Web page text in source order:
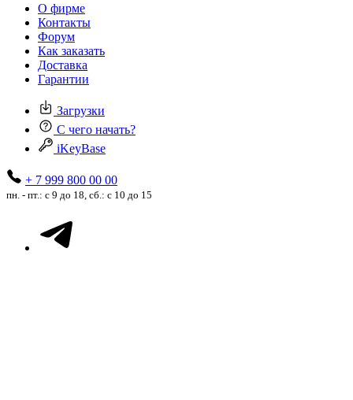
О фирме
Контакты
Форум
Как заказать
Доставка
Гарантии
Загрузки
С чего начать?
iKeyBase
+ 7 999 800 00 00
пн. - пт.: с 9 до 18, сб.: с 10 до 15